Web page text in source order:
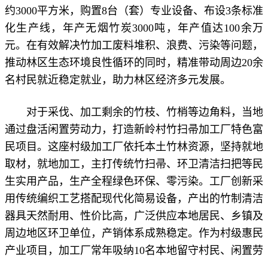
约3000平方米，购置8台（套）专业设备、布设3条标准
化生产线，年产无烟竹炭3000吨，年产值达100余万
元。在有效解决竹加工废料堆积、浪费、污染等问题，
推动林区生态环境良性循环的同时，精准带动周边20余
名村民就近稳定就业，助力林区经济多元发展。
对于采伐、加工剩余的竹枝、竹梢等边角料，当地
通过盘活闲置劳动力，打造新岭村竹扫帚加工厂特色富
民项目。这座村级加工厂依托本土竹林资源，坚持就地
取材，就地加工，主打传统竹扫帚、环卫清洁扫把等民
生实用产品，生产全程绿色环保、零污染。工厂创新采
用传统编织工艺搭配现代化简易设备，产出的竹制清洁
器具天然耐用、性价比高，广泛供应本地居民、乡镇及
周边地区环卫单位，产销体系成熟稳定。作为村级惠民
产业项目，加工厂常年吸纳10名本地留守村民、闲置劳